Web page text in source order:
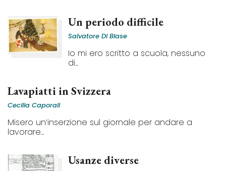
Un periodo difficile
Salvatore Di Biase
Io mi ero scritto a scuola, nessuno
di...
Lavapiatti in Svizzera
Cecilia Caporali
Misero un’inserzione sul giornale per andare a
lavorare...
Usanze diverse